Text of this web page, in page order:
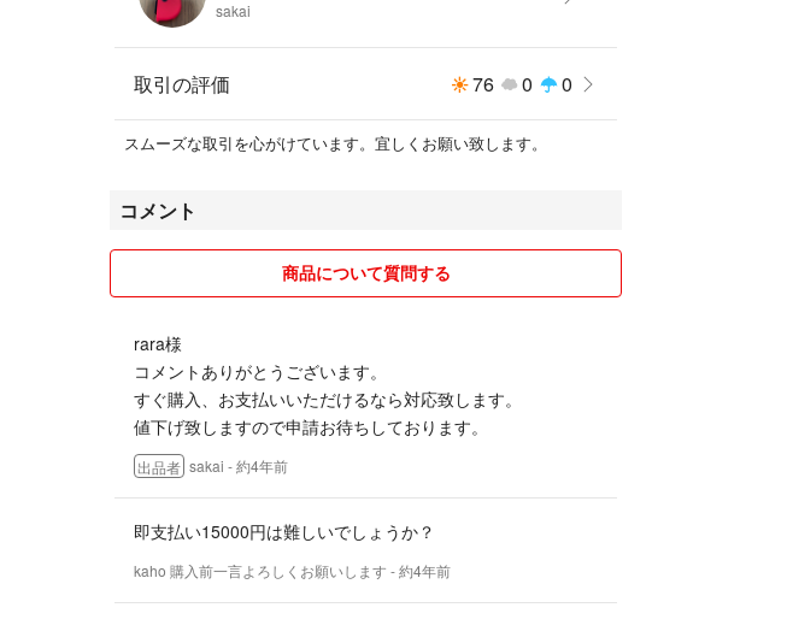
sakai
取引の評価 76 0 0
スムーズな取引を心がけています。宜しくお願い致します。
コメント
商品について質問する
rara様
コメントありがとうございます。
すぐ購入、お支払いいただけるなら対応致します。
値下げ致しますので申請お待ちしております。
出品者 sakai - 約4年前
即支払い15000円は難しいでしょうか？
kaho 購入前一言よろしくお願いします - 約4年前